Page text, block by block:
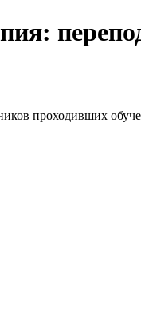
проходивших